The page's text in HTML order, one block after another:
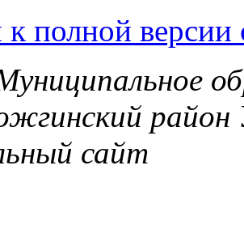
полной версии
район
сайт